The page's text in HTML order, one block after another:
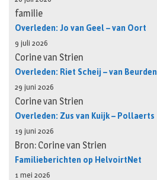
familie
Overleden: Jo van Geel – van Oort
9 juli 2026
Corine van Strien
Overleden: Riet Scheij – van Beurden
29 juni 2026
Corine van Strien
Overleden: Zus van Kuijk – Pollaerts
19 juni 2026
Bron: Corine van Strien
Familieberichten op HelvoirtNet
1 mei 2026